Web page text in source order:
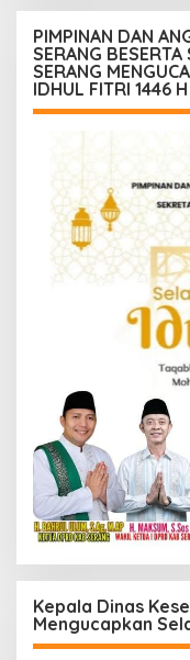
PIMPINAN DAN
SERANG BESERTA
SERANG
IDHUL FITRI 1446 H
Kepala Dinas
Mengucapkan